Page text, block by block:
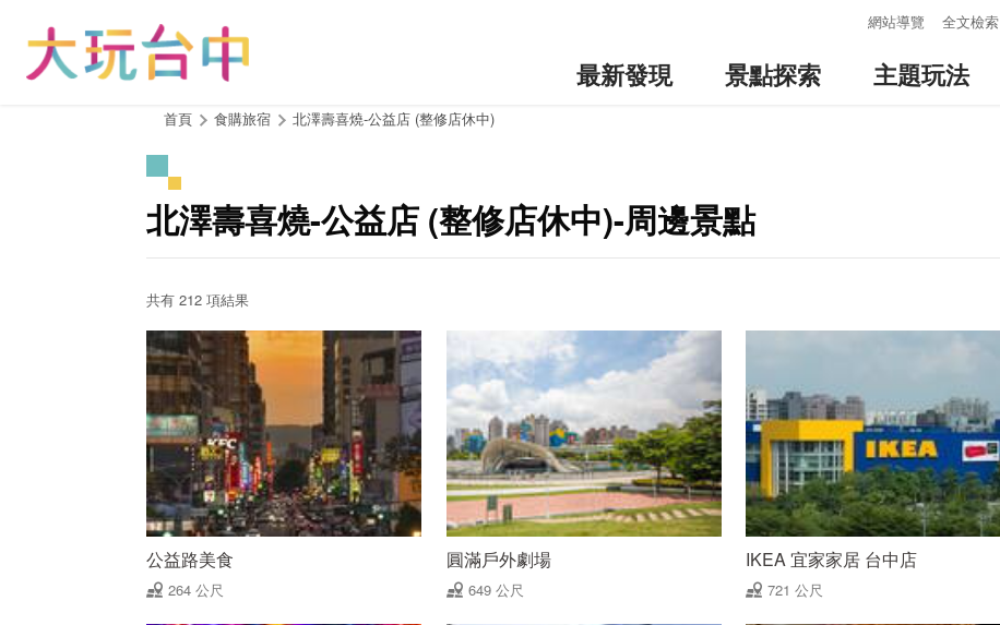
網站導覽 全文檢索
最新發現 景點探索 主題玩法
首頁 食購旅宿 北澤壽喜燒-公益店 (整修店休中)
北澤壽喜燒-公益店 (整修店休中)-周邊景點
共有 212 項結果
公益路美食
264 公尺
圓滿戶外劇場
649 公尺
IKEA 宜家家居 台中店
721 公尺